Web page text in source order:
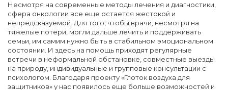
Несмотря на современные методы лечения и диагностики,
сфера онкологии все еще остается жестокой и
непредсказуемой. Для того, чтобы врачи, несмотря на
тяжелые потери, могли дальше лечить и поддерживать
семьи, им самим нужно быть в стабильном эмоциональном
состоянии. И здесь на помощь приходят регулярные
встречи в неформальной обстановке, совместные выезды
на природу, индивидуальные и групповые консультации с
психологом. Благодаря проекту «Глоток воздуха для
защитников» у нас появилось еще больше возможностей и